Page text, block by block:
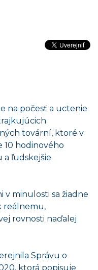
na počesť a uctenie
tovární, ktoré v
10 hodinového
a ľudskejšie
v minulosti sa žiadne
reálnemu,
rovnosti naďalej
Správu o
ktorá popisuje